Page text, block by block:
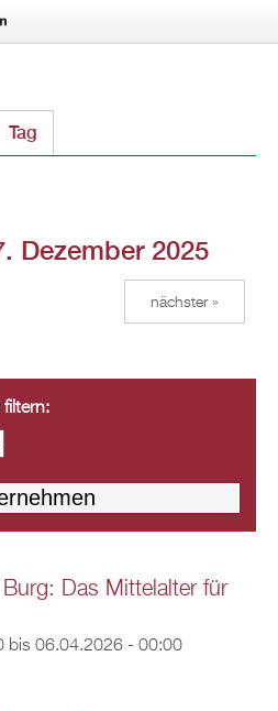
Tag
Dezember 2025
nächster »
filtern:
Das Mittelalter für
bis 06.04.2026 - 00:00